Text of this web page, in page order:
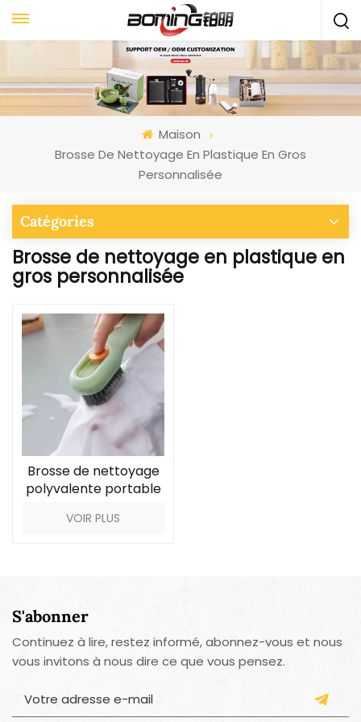
Maison
Brosse De Nettoyage En Plastique En Gros
Personnalisée
Catégories
Brosse de nettoyage en plastique en
gros personnalisée
Brosse de nettoyage
polyvalente portable
VOIR PLUS
S'abonner
Continuez à lire, restez informé, abonnez-vous et nous
vous invitons à nous dire ce que vous pensez.